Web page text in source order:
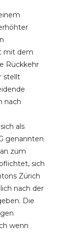
mit dem
Rückkehr
stellt
nach
als
genannten
zum
sich
Zürich
nach der
Die
wenn